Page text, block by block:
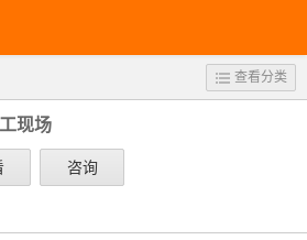
查看分类
现场
咨询